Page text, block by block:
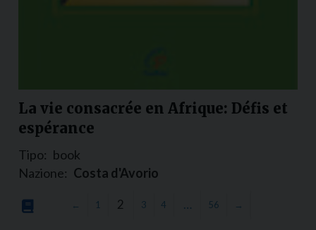
La vie consacrée en Afrique: Défis et
espérance
Tipo: book
Nazione: Costa d'Avorio
← 1 2 3 4 … 56 →